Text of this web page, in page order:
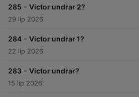
285 - Victor undrar 2?
29 lip 2026
284 - Victor undrar 1?
22 lip 2026
283 - Victor undrar?
15 lip 2026